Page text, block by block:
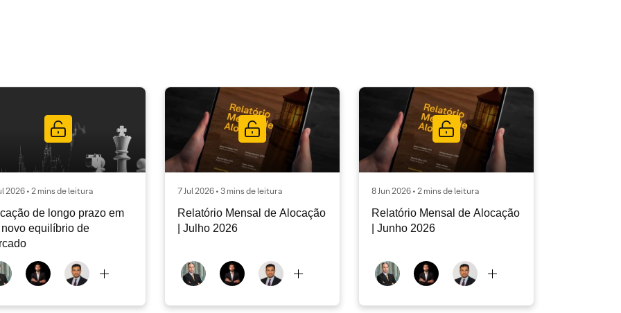
2026 • 2 mins de leitura
de longo prazo em
novo equilíbrio de
7 Jul 2026 • 3 mins de leitura
Relatório Mensal de Alocação
| Julho 2026
8 Jun 2026 • 2 mins de leitura
Relatório Mensal de Alocação
| Junho 2026